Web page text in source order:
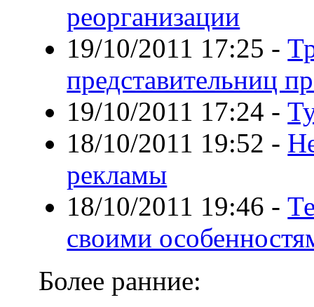
реорганизации
19/10/2011 17:25 -
представительниц
19/10/2011 17:24 -
18/10/2011 19:52 -
рекламы
18/10/2011 19:46 -
своими
Более ранние: